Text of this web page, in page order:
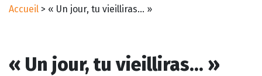
Accueil > « Un jour, tu vieilliras… »
« Un jour, tu vieilliras… »